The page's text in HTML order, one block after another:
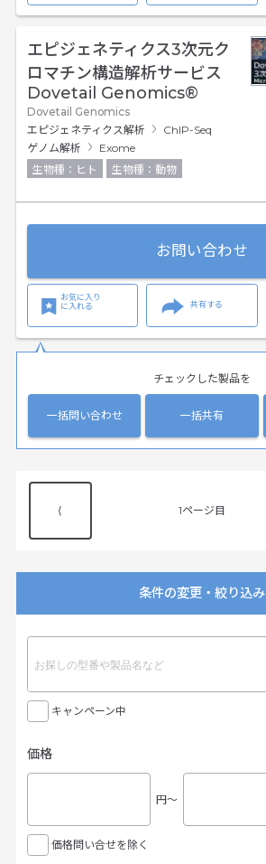
エピジェネティクス3次元ク
ロマチン構造解析サービス
Dovetail Genomics®
Dovetail Genomics
エピジェネティクス解析
ChIP-Seq
ゲノム解析
Exome
生物種：ヒト
生物種：動物
お問い合わせ
お気に入り
に入れる
共有する
チェックした製品を
一括問い合わせ 一括共有
⟨ 1
条件の変更・絞り込み
キャンペーン中
価格
円〜
価格問い合せを除く